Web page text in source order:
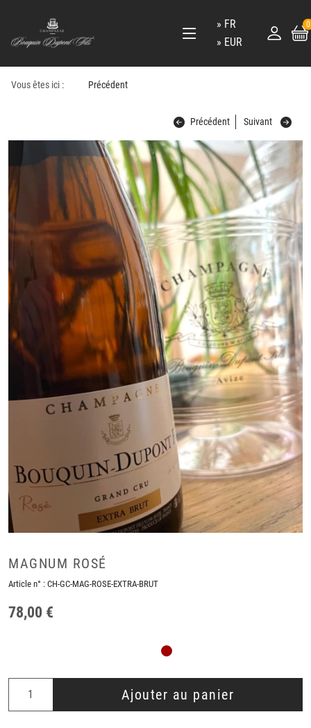
FR
EUR
0
Vous êtes ici : Précédent
Précédent Suivant
MAGNUM ROSÉ
Article n° : CH-GC-MAG-ROSE-EXTRA-BRUT
78,00 €
Ajouter au panier